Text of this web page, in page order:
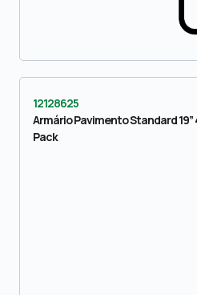
12128625
Armário Pavimento Standard
Pack